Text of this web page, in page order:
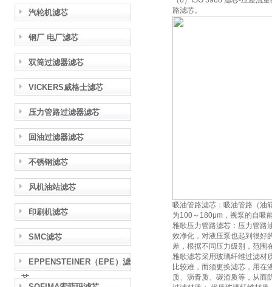
汽轮机滤芯
钢厂 电厂滤芯
双筒过滤器滤芯
VICKERS威格士滤芯
压力管路过滤器滤芯
回油过滤器滤芯
不锈钢滤芯
风机油站滤芯
印刷机滤芯
SMC滤芯
EPPENSTEINER（EPE）滤
芯
路滤芯。
吸油管路滤芯：吸油管路（
为100～180μm，视泵的自吸
雅歌压力管路滤芯：压力管路
效净化，对液压泵也起到很好
差，根据不同压力级别，范围
雅歌滤芯采用玻璃纤维过滤材
比较难，而须更换滤芯，用在
质、沥青质、碳渣质等，从而